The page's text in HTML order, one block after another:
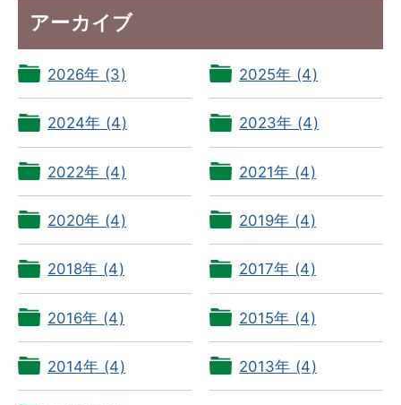
アーカイブ
2026年 (3) 2025年 (4)
2024年 (4) 2023年 (4)
2022年 (4) 2021年 (4)
2020年 (4) 2019年 (4)
2018年 (4) 2017年 (4)
2016年 (4) 2015年 (4)
2014年 (4) 2013年 (4)